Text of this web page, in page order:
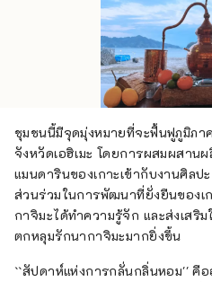
ประสบการณ์การก
รินที่เก็บเกี่ยวในท้
วน่าลูริวโดยใช้น้ำ
ร่วมกันในฐานะผู้อ
ทั้งออนไลน์และออฟไลน์! ชุม
Nakajima:
https://
เว็บไซต์อย่างเป็น
iyokanjima.net
ชุมชนนี้มีจุดมุ่งหมายที่จะฟื้นฟูภูมิภา
จังหวัดเอฮิเมะ โดยการผสมผสาน
แมนดารินของเกาะเข้ากับงานศิลป
ส่วนร่วมในการพัฒนาที่ยั่งยืนของเ
กาจิมะได้ทำความรู้จัก และส่งเสริ
ตกหลุมรักนากาจิมะมากยิ่งขึ้น
``สัปดาห์แห่งการกลั่นกลิ่นหอม'' คื